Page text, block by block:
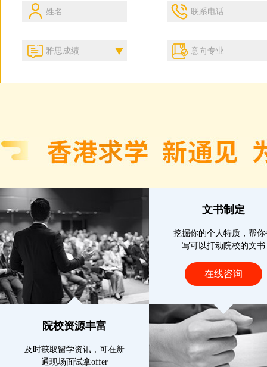
院校资源丰富
及时获取留学资讯，可在新
通现场面试拿offer
文书制定
挖掘你的个人特质，帮你
写可以打动院校的文书
在线咨询